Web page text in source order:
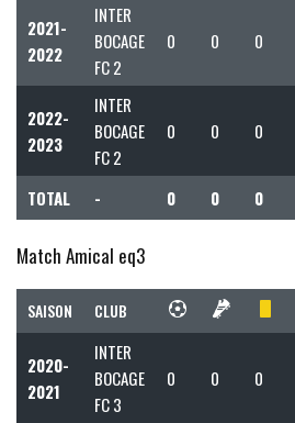
2021-
2022
INTER
BOCAGE
FC 2
0 0 0
2022-
2023
INTER
BOCAGE
FC 2
0 0 0
TOTAL - 0 0 0
Match Amical eq3
SAISON CLUB
2020-
2021
INTER
BOCAGE
FC 3
0 0 0